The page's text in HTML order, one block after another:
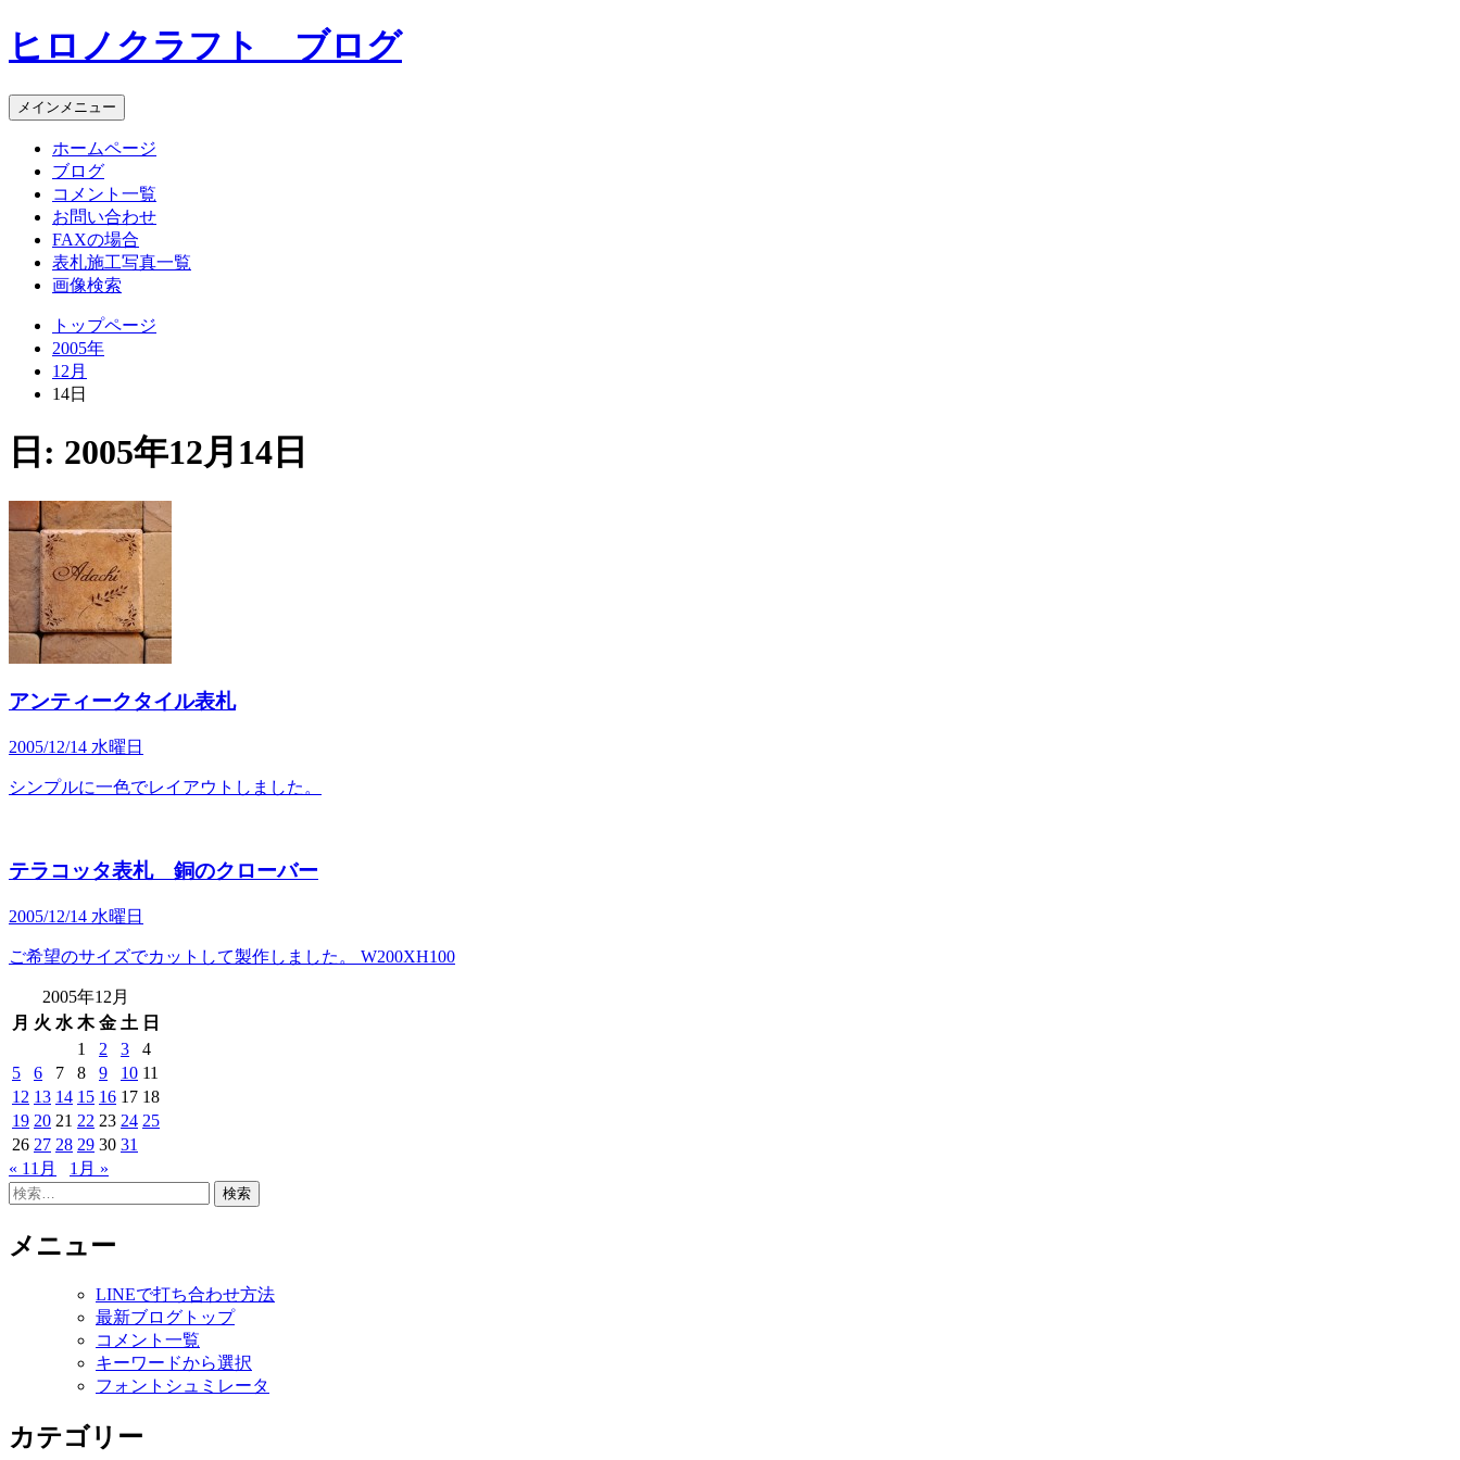
コ
ン
ン
ツ
ヒロノクラフト ブログ
メインメニュー
ホームページ
ブログ
コメント一覧
お問い合わせ
FAXの場合
表札施工写真一覧
画像検索
トップページ
2005年
12月
14日
日: 2005年12月14日
アンティークタイル表札
2005/12/14 水曜日
シンプルに一色でレイアウトしました。
テラコッタ表札 銅のクローバー
2005/12/14 水曜日
ご希望のサイズでカットして製作しました。 W200XH100
2005年12月
月 火 水 木 金 土 日
1
2 3
4
5
6 7 8 9 10 11
12 13 14 15 16 17 18
19 20 21 22 23 24 25
26 27 28 29 30 31
« 11月
1月 »
検
メニュー
LINEで打ち合わせ方法
最新ブログトップ
コメント一覧
キーワードから選択
フォントシュミレータ
カテゴリー